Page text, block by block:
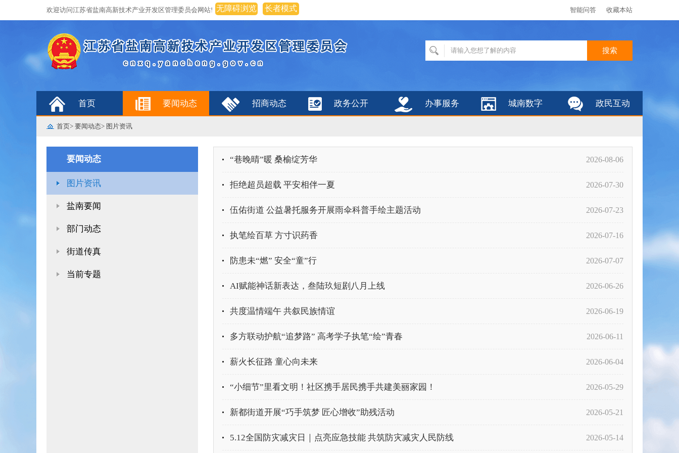
欢迎访问江苏省盐南高新技术产业开发区管理委员会网站! 无障碍浏览 长者模式 收藏本站
智能问答
首页 要闻动态 招商动态 政务公开 办事服务 城南数字 政民互动
首页> 要闻动态> 图片资讯
要闻动态
图片资讯
盐南要闻
部门动态
街道传真
当前专题
“巷晚晴”暖 桑榆绽芳华 2026-08-06
拒绝超员超载 平安相伴一夏 2026-07-30
伍佑街道 公益暑托服务开展雨伞科普手绘主题活动 2026-07-23
执笔绘百草 方寸识药香 2026-07-16
防患未“燃” 安全“童”行 2026-07-07
AI赋能神话新表达，叁陆玖短剧八月上线 2026-06-26
共度温情端午 共叙民族情谊 2026-06-19
多方联动护航“追梦路” 高考学子执笔“绘”青春 2026-06-11
薪火长征路 童心向未来 2026-06-04
“小细节”里看文明！社区携手居民携手共建美丽家园！ 2026-05-29
新都街道开展“巧手筑梦 匠心增收”助残活动 2026-05-21
5.12全国防灾减灾日｜点亮应急技能 共筑防灾减灾人民防线 2026-05-14